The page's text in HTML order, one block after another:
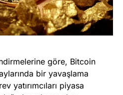
göre, Bitcoin
bir yavaşlama
yatırımcıları piyasa